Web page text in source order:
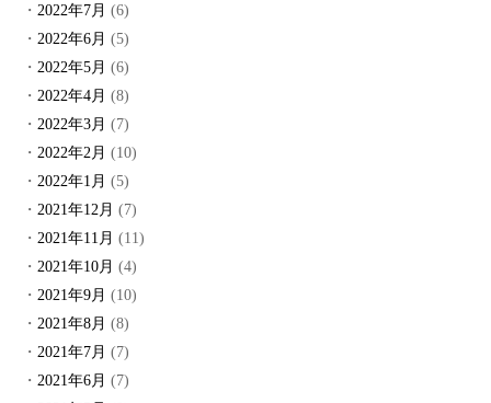
2022年7月 (6)
2022年6月 (5)
2022年5月 (6)
2022年4月 (8)
2022年3月 (7)
2022年2月 (10)
2022年1月 (5)
2021年12月 (7)
2021年11月 (11)
2021年10月 (4)
2021年9月 (10)
2021年8月 (8)
2021年7月 (7)
2021年6月 (7)